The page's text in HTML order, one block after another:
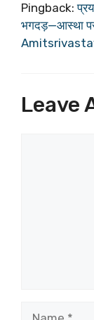
Pingback:
भगदड़—आस्था पर
Leave